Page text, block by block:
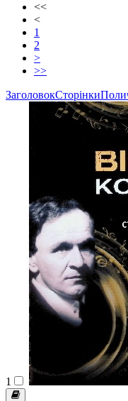
<<
<
1
2
>
>>
ЗаголовокСторінки
1